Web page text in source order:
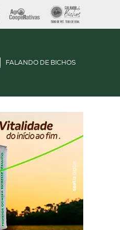
FALANDO DE BICHOS